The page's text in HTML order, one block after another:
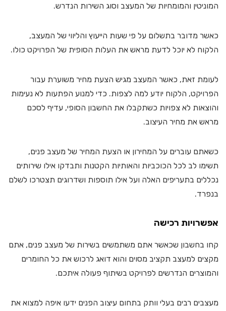
המוניטין והמומחיות של המעצב וסוג השירות הנדרש.
כאשר מדובר בתשלום על פי שעות הייעוץ והליווי של המעצב,
הלקוח לא יוכל לדעת מראש את העלות הסופית של הפרויקט כולו.
לעומת זאת, כאשר המעצב מגיש הצעת מחיר משוערת עבור
הפרויקט, הלקוח יודע למה לצפות. כדי למנוע הפתעות לא נעימות
והוצאות לא צפויות כשתקבלו את החשבון הסופי, עדיף לסכם
מראש את מחיר העיצוב.
כשאתם עוברים על המחירון או הצעת המחיר של מעצב פנים,
תשימו לב לכל הכוכביות והאותיות הקטנות ותבדקו אילו שירותים
נכללים בתעריפים האלה ועל אילו תוספות ושדרוגים תצטרכו לשלם
בנפרד.
אפשרויות רכישה
קחו בחשבון שכאשר אתם משתמשים בשירות של מעצב פנים, אתם
מקצים למעצב תקציב מסוים והוא דואג לרכוש את כל החומרים
והמוצרים הנדרשים לפרויקט בשיתוף פעולה איתכם.
מעצבים רבים בעלי וותק בתחום עיצוב הפנים ידעו איפה למצוא את